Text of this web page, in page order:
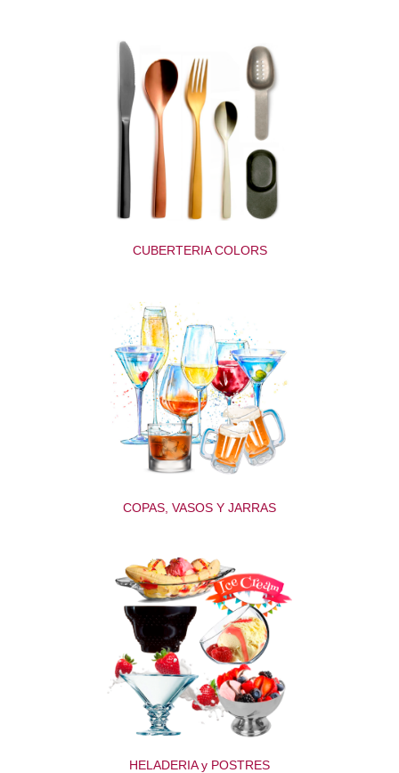
CUBERTERIA COLORS
COPAS, VASOS Y JARRAS
HELADERIA y POSTRES